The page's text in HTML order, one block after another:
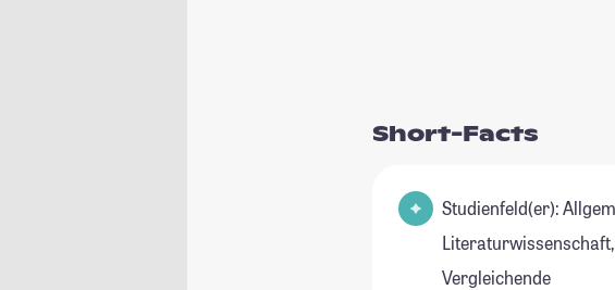
Short-Facts
Studienfeld(er): Allgemeine
Literaturwissenschaft,
Vergleichende